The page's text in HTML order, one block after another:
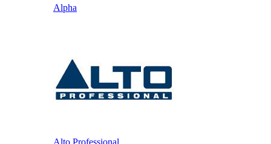
Alpha
Alto Professional